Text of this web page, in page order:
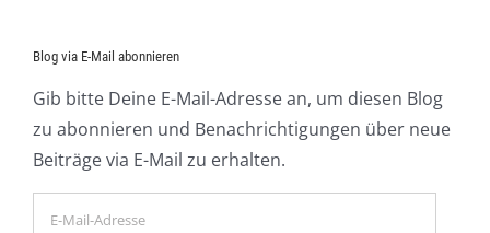
Blog via E-Mail abonnieren
Gib bitte Deine E-Mail-Adresse an, um diesen Blog
zu abonnieren und Benachrichtigungen über neue
Beiträge via E-Mail zu erhalten.